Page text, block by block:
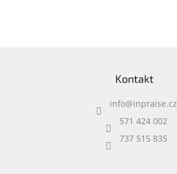
Kontakt
info@inpraise.cz
571 424 002
737 515 835